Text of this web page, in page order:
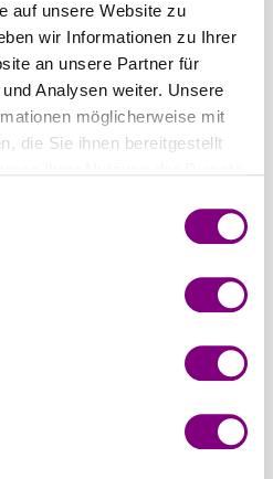
auf unsere Website zu
wir Informationen zu Ihrer
an unsere Partner für
Analysen weiter. Unsere
möglicherweise mit
die Sie ihnen bereitgestellt
4,50 mm
an der